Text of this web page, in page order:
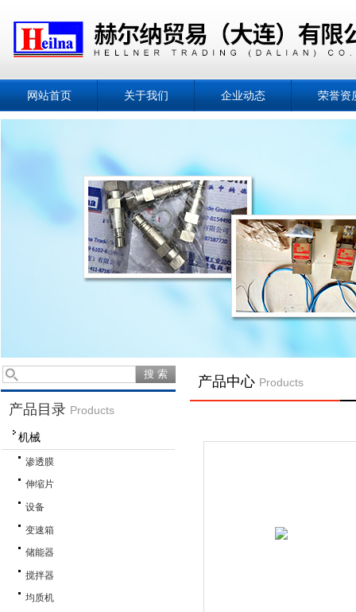
网站首页 关于我们 企业动态 荣誉资
产品目录 Products
机械
渗透膜
伸缩片
设备
变速箱
储能器
搅拌器
均质机
产品中心 Products